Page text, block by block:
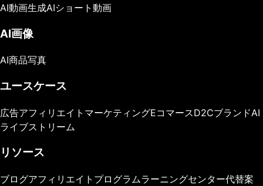
AI動画生成AIショート動画
AI画像
AI商品写真
ユースケース
広告アフィリエイトマーケティングEコマースD2CブランドAI
ライブストリーム
リソース
ブログアフィリエイトプログラムラーニングセンター代替案